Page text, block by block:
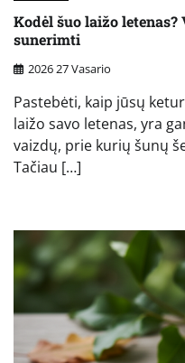
Kodėl šuo laižo
sunerimti
2026 27 Vasario
Pastebėti, kaip jūsų
laižo savo letenas, yra
vaizdų, prie kurių šunų
Tačiau […]